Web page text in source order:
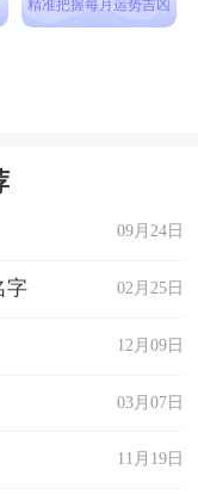
精准把握每月运势吉凶
09月24日
02月25日
字
12月09日
03月07日
11月19日